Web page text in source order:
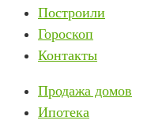
Построили
Гороскоп
Контакты
Продажа домов
Ипотека